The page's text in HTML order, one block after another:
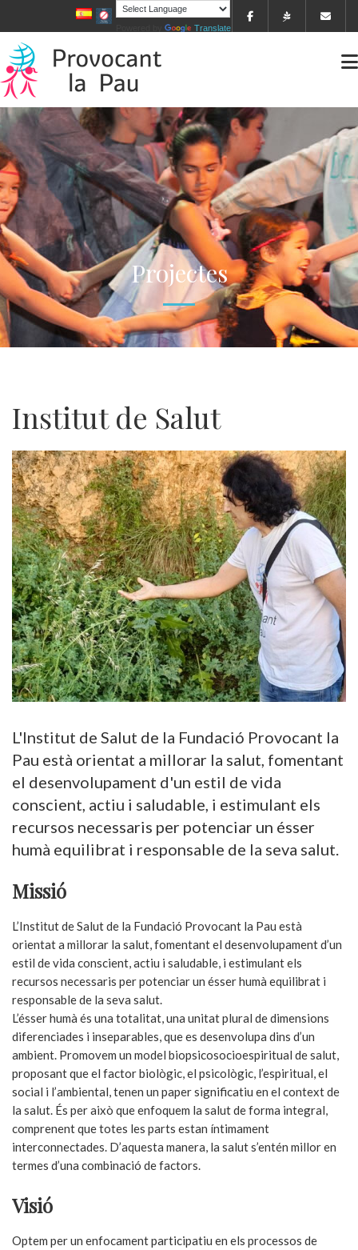
Translate
Projectes
Institut de Salut
L'Institut de Salut de la Fundació Provocant la
Pau està orientat a millorar la salut, fomentant
el desenvolupament d'un estil de vida
conscient, actiu i saludable, i estimulant els
recursos necessaris per potenciar un ésser
humà equilibrat i responsable de la seva salut.
Missió
L’Institut de Salut de la Fundació Provocant la Pau està
orientat a millorar la salut, fomentant el desenvolupament d’un
estil de vida conscient, actiu i saludable, i estimulant els
recursos necessaris per potenciar un ésser humà equilibrat i
responsable de la seva salut.
L’ésser humà és una totalitat, una unitat plural de dimensions
diferenciades i inseparables, que es desenvolupa dins d’un
ambient. Promovem un model biopsicosocioespiritual de salut,
proposant que el factor biològic, el psicològic, l’espiritual, el
social i l’ambiental, tenen un paper significatiu en el context de
la salut. És per això que enfoquem la salut de forma integral,
comprenent que totes les parts estan íntimament
interconnectades. D’aquesta manera, la salut s’entén millor en
termes d’una combinació de factors.
Visió
Optem per un enfocament participatiu en els processos de